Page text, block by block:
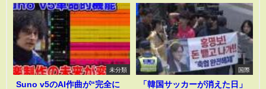
未分類
Suno v5のAI作曲が“完全に
国際
「韓国サッカーが消えた日」